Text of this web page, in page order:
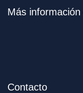
Más información
Contacto